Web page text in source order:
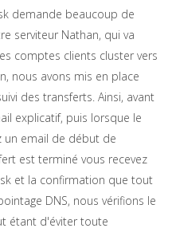
demande beaucoup de
serviteur Nathan, qui va
comptes clients cluster vers
nous avons mis en place
des transferts. Ainsi, avant
explicatif, puis lorsque le
un email de début de
est terminé vous recevez
et la confirmation que tout
DNS, nous vérifions le
étant d'éviter toute